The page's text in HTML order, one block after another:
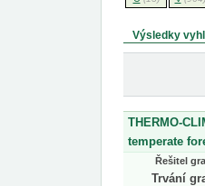
Výsledky
THERMO-
temperate
Řešitel
Trvání